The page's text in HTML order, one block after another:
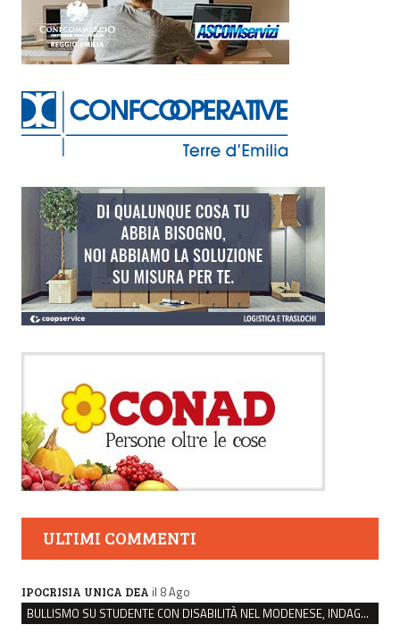
ULTIMI COMMENTI
IPOCRISIA UNICA DEA il 8 Ago
BULLISMO SU STUDENTE CON DISABILITÀ NEL MODENESE, INDAGATI DUE RAGAZZI DI 16 ANNI